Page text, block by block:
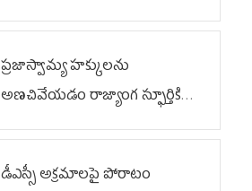
ప్రజాస్వామ్య హక్కులను
అణచివేయడం రాజ్యాంగ స్ఫూర్తికి
విరుద్ధం
డీఎస్సీ అక్రమాలపై పోరాటం